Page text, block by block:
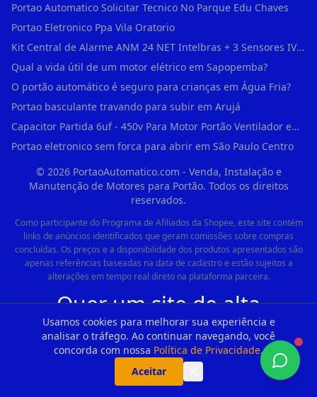
Usamos cookies para melhorar sua experiência e
analisar o tráfego. Ao continuar navegando, você
concorda com nossa Política de Privacidade.
Aceitar
Portao Automatico Solicitar Tecnico No Parque Edu Chaves
Portao Eletronico Ppa Vila Oratorio
Kit Central de Alarme ANM 24 NET Intelbras + 3 Sensores IVP 3000 CF + Bateria + em Vila Jacuí
Qual a vida útil de um motor elétrico em Sapopemba?
O portão automático é seguro para crianças em Água Fria?
Portao basculante travando para subir em Arujá
Capacitor Partida 6uf - 450v Para Motor Portão Ventilador em Vila Madalena
Portao eletronico sem forca para abrir em São Paulo Centro
© 2026PortaoAutomatico.com - Venda, Instalação e
Manutenção de Motores para Portão. Todos os direitos
reservados.
Como participante do Programa de Afiliados da Shopee, este site contém
links de anúncios identificados que geram comissões sobre compras
concluídas. Os preços e a disponibilidade dos produtos apresentados são
apenas referências baseadas na data de cadastro e estão sujeitos a
alterações em tempo real direto na plataforma parceira.
Quer um site de alta
performance como este,
focado em dominar os
mecanismos de busca e